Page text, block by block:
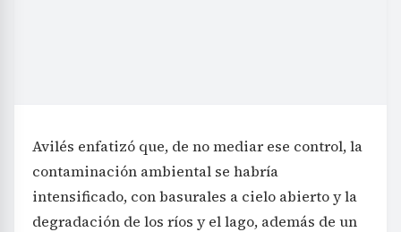
Avilés enfatizó que, de no mediar ese control, la
contaminación ambiental se habría
intensificado, con basurales a cielo abierto y la
degradación de los ríos y el lago, además de un